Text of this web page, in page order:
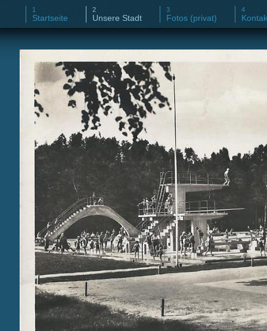
Startseite Unsere Stadt Fotos (privat)